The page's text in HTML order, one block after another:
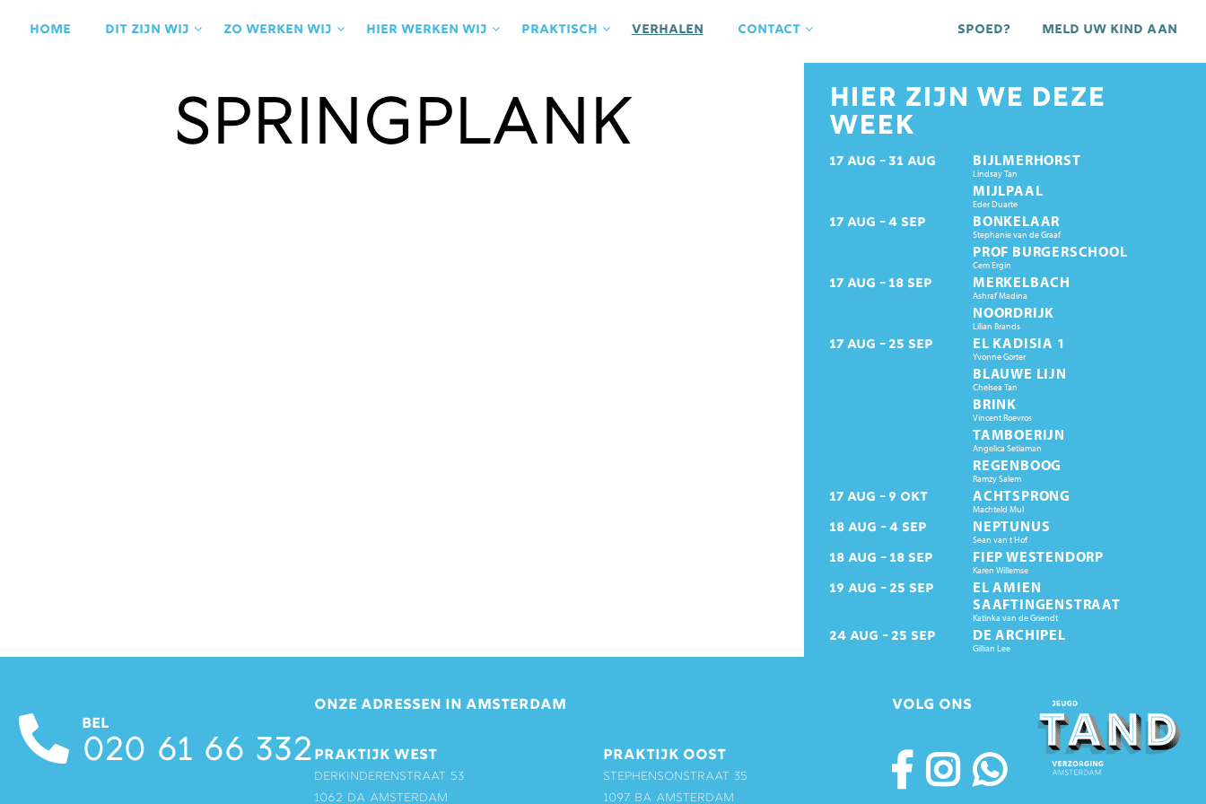
Home Dit zijn wij Zo werken wij Hier werken wij praktisch Verhalen contact Meld uw kind aan
Spoed?
Springplank HIER ZIJN WE DEZE
WEEK
17 AUG 31 AUG BIJLMERHORST
Lindsay Tan
MIJLPAAL
Eder Duarte
17 AUG 4 SEP BONKELAAR
Stephanie van de Graaf
PROF BURGERSCHOOL
Cem Ergin
17 AUG 18 SEP MERKELBACH
Ashraf Madina
NOORDRIJK
Lilian Brands
17 AUG 25 SEP EL KADISIA 1
Yvonne Gorter
BLAUWE LIJN
Chelsea Tan
BRINK
Vincent Roevros
TAMBOERIJN
Angelica Setiaman
REGENBOOG
Ramzy Salem
17 AUG 9 OKT ACHTSPRONG
Machteld Mul
18 AUG 4 SEP NEPTUNUS
Sean van t Hof
18 AUG 18 SEP FIEP WESTENDORP
Karen Willemse
19 AUG 25 SEP
EL AMIEN
SAAFTINGENSTRAAT
Katinka van de Griendt
24 AUG 25 SEP DE ARCHIPEL
Gillian Lee
BEL
020 61 66 332
ONZE ADRESSEN IN AMSTERDAM
PRAKTIJK WEST
Derkinderenstraat 53
1062 DA Amsterdam
PRAKTIJK OOST
Stephensonstraat 35
1097 BA Amsterdam
VOLG ONS